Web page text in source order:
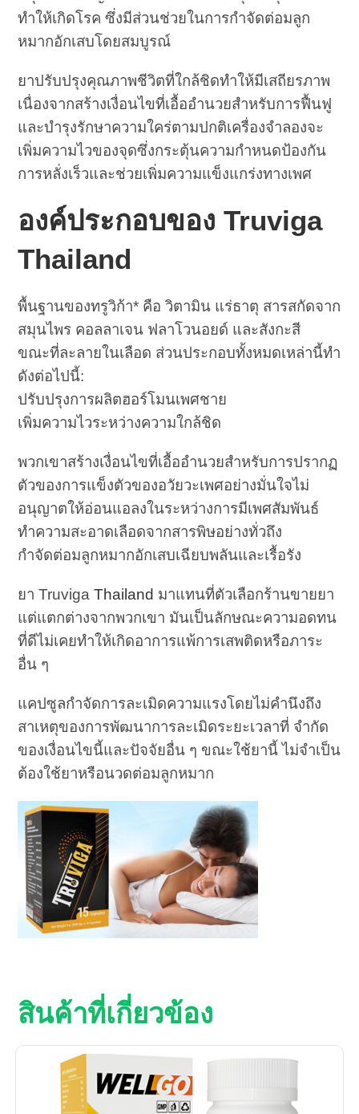
ทำให้เกิดโรค ซึ่งมีส่วนช่วยในการกำจัดต่อมลูก
หมากอักเสบโดยสมบูรณ์
ยาปรับปรุงคุณภาพชีวิตที่ใกล้ชิดทำให้มีเสถียรภาพ
เนื่องจากสร้างเงื่อนไขที่เอื้ออำนวยสำหรับการฟื้นฟู
และบำรุงรักษาความใคร่ตามปกติเครื่องจำลองจะ
เพิ่มความไวของจุดซึ่งกระตุ้นความกำหนดป้องกัน
การหลั่งเร็วและช่วยเพิ่มความแข็งแกร่งทางเพศ
องค์ประกอบของ Truviga
Thailand
พื้นฐานของทรูวิก้า* คือ วิตามิน แร่ธาตุ สารสกัดจาก
สมุนไพร คอลลาเจน ฟลาโวนอยด์ และสังกะสี
ขณะที่ละลายในเลือด ส่วนประกอบทั้งหมดเหล่านี้ทำ
ดังต่อไปนี้:
ปรับปรุงการผลิตฮอร์โมนเพศชาย
เพิ่มความไวระหว่างความใกล้ชิด
พวกเขาสร้างเงื่อนไขที่เอื้ออำนวยสำหรับการปรากฏ
ตัวของการแข็งตัวของอวัยวะเพศอย่างมั่นใจไม่
อนุญาตให้อ่อนแอลงในระหว่างการมีเพศสัมพันธ์
ทำความสะอาดเลือดจากสารพิษอย่างทั่วถึง
กำจัดต่อมลูกหมากอักเสบเฉียบพลันและเรื้อรัง
ยา TruvigaThailand มาแทนที่ตัวเลือกร้านขายยา
แต่แตกต่างจากพวกเขา มันเป็นลักษณะความอดทน
ที่ดีไม่เคยทำให้เกิดอาการแพ้การเสพติดหรือภาระ
อื่น ๆ
แคปซูลกำจัดการละเมิดความแรงโดยไม่คำนึงถึง
สาเหตุของการพัฒนาการละเมิดระยะเวลาที่ จำกัด
ของเงื่อนไขนี้และปัจจัยอื่น ๆ ขณะใช้ยานี้ ไม่จำเป็น
ต้องใช้ยาหรือนวดต่อมลูกหมาก
สินค้าที่เกี่ยวข้อง